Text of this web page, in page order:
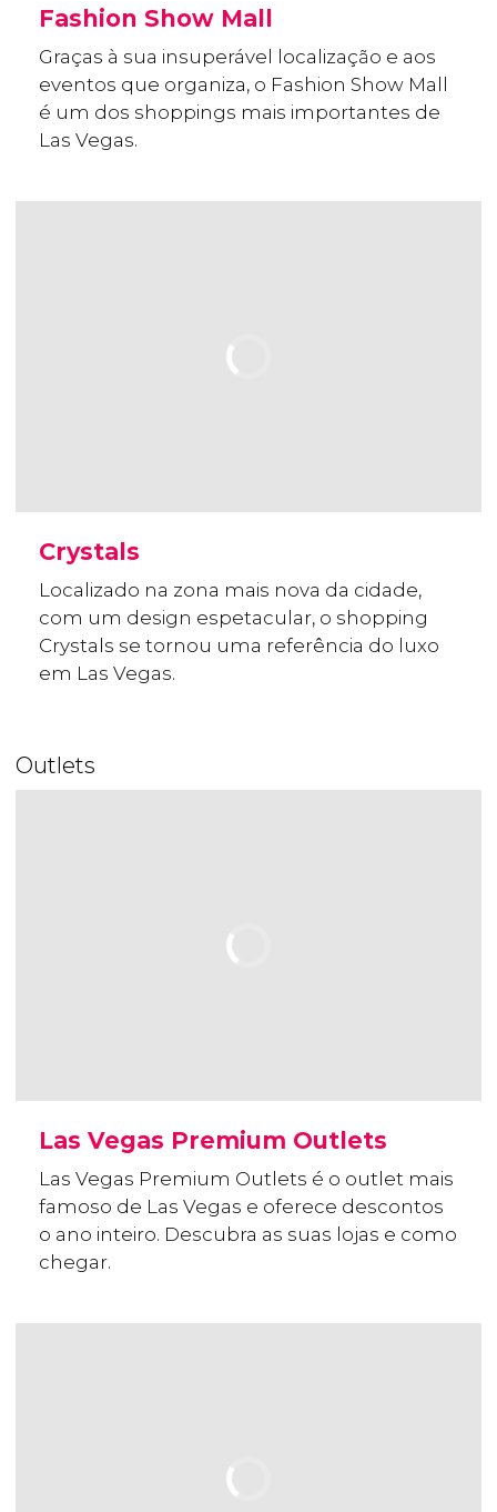
Fashion Show Mall
Graças à sua insuperável localização e aos
eventos que organiza, o Fashion Show Mall
é um dos shoppings mais importantes de
Las Vegas.
Crystals
Localizado na zona mais nova da cidade,
com um design espetacular, o shopping
Crystals se tornou uma referência do luxo
em Las Vegas.
Outlets
Las Vegas Premium Outlets
Las Vegas Premium Outlets é o outlet mais
famoso de Las Vegas e oferece descontos
o ano inteiro. Descubra as suas lojas e como
chegar.